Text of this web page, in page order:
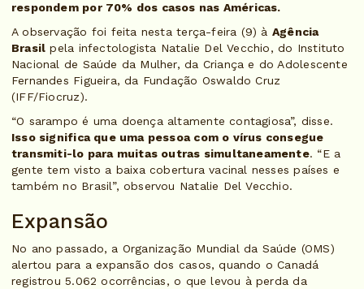
respondem por 70% dos casos nas Américas.
A observação foi feita nesta terça-feira (9) à Agência
Brasil pela infectologista Natalie Del Vecchio, do Instituto
Nacional de Saúde da Mulher, da Criança e do Adolescente
Fernandes Figueira, da Fundação Oswaldo Cruz
(IFF/Fiocruz).
“O sarampo é uma doença altamente contagiosa”, disse.
Isso significa que uma pessoa com o vírus consegue
transmiti-lo para muitas outras simultaneamente. “E a
gente tem visto a baixa cobertura vacinal nesses países e
também no Brasil”, observou Natalie Del Vecchio.
Expansão
No ano passado, a Organização Mundial da Saúde (OMS)
alertou para a expansão dos casos, quando o Canadá
registrou 5.062 ocorrências, o que levou à perda da